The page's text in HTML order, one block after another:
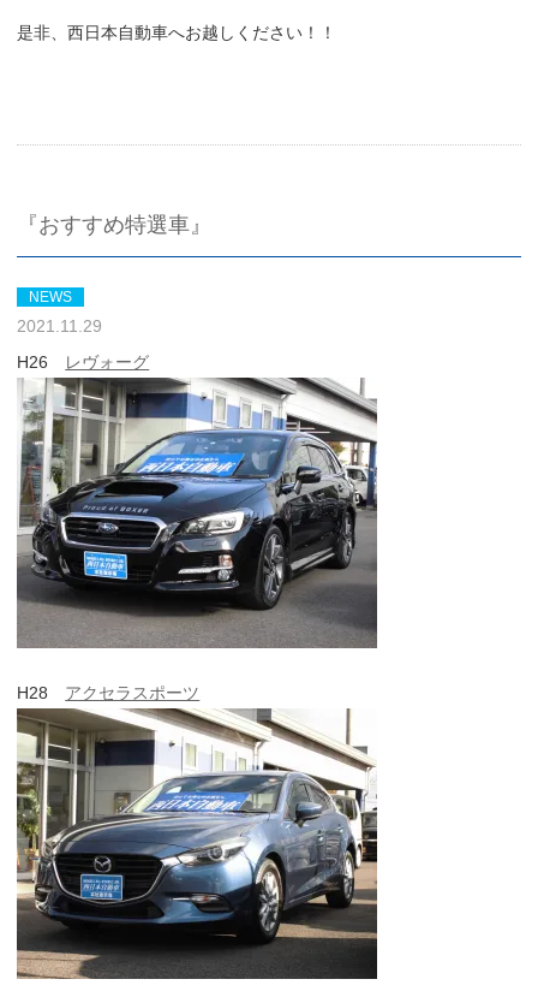
是非、西日本自動車へお越しください！！
『おすすめ特選車』
NEWS
2021.11.29
H26
レヴォーグ
H28 アクセラスポーツ